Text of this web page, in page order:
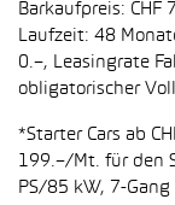
Barkaufpreis: CHF
Laufzeit: 48
0.–, Leasingrate
obligatorischer
*Starter Cars ab
199.–/Mt. für den
PS/85 kW, 7-